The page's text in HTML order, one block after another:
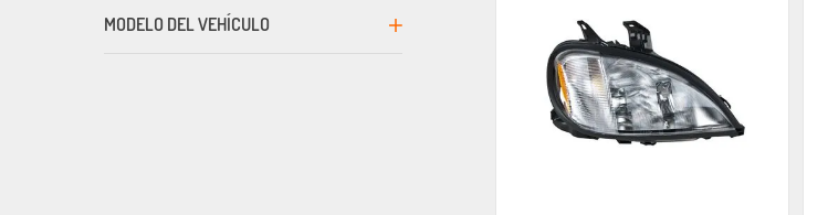
MODELO DEL VEHÍCULO